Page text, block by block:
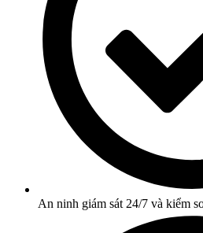
An ninh giám sát 24/7 và kiểm